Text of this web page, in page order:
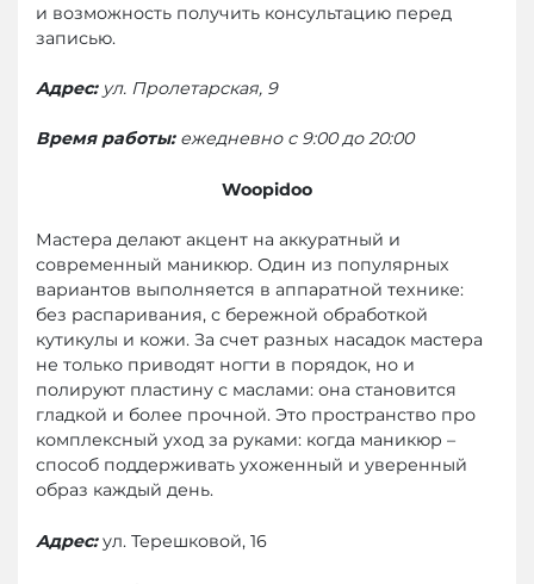
и возможность получить консультацию перед
записью.
Адрес:ул. Пролетарская, 9
Время работы:ежедневно с 9:00 до 20:00
Woopidoo
Мастера делают акцент на аккуратный и
современный маникюр. Один из популярных
вариантов выполняется в аппаратной технике:
без распаривания, с бережной обработкой
кутикулы и кожи. За счет разных насадок мастера
не только приводят ногти в порядок, но и
полируют пластину с маслами: она становится
гладкой и более прочной. Это пространство про
комплексный уход за руками: когда маникюр –
способ поддерживать ухоженный и уверенный
образ каждый день.
Адрес:ул. Терешковой, 16